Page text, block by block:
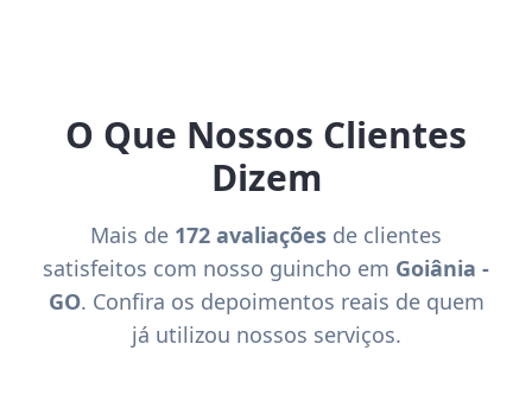
O Que Nossos Clientes
Dizem
Mais de 172 avaliações de clientes
satisfeitos com nosso guincho em Goiânia -
GO. Confira os depoimentos reais de quem
já utilizou nossos serviços.